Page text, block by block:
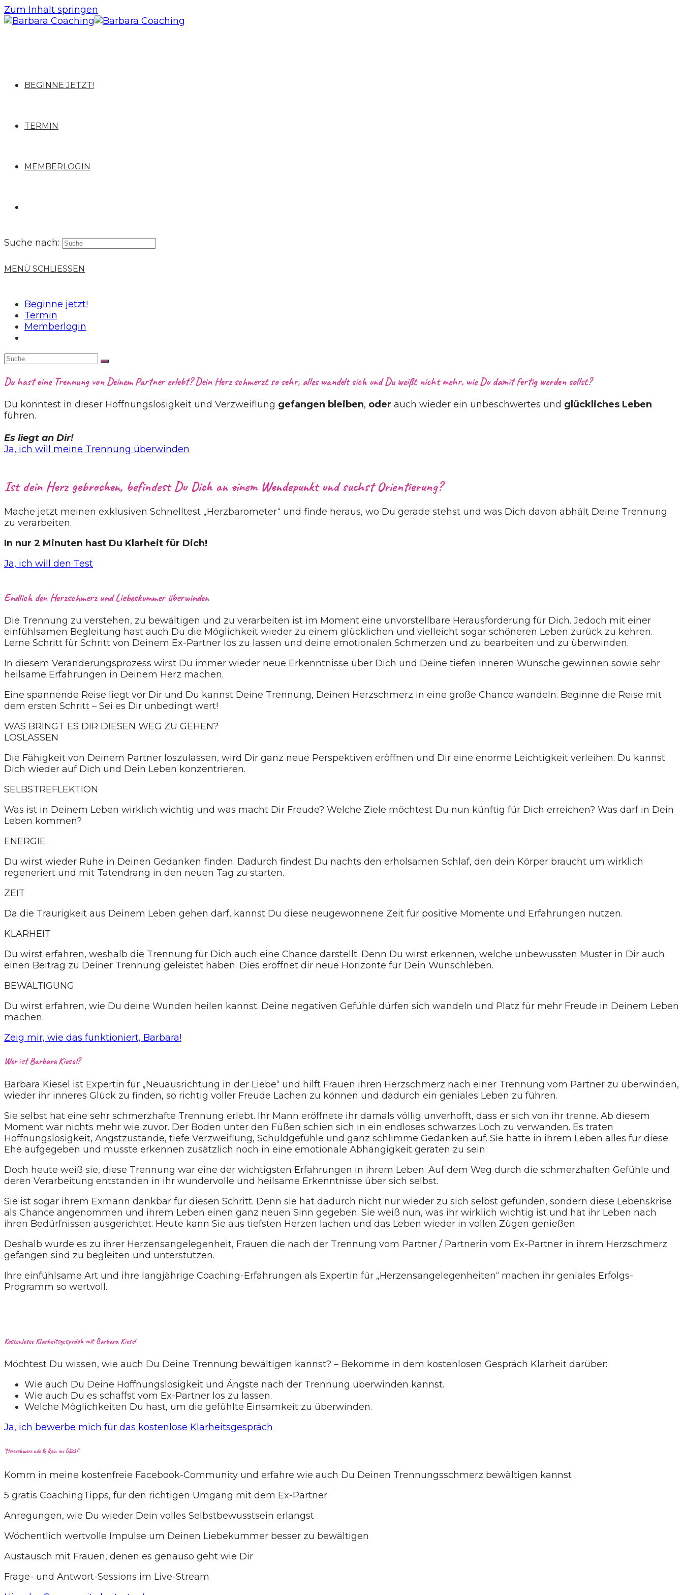
Zum Inhalt springen
BEGINNE JETZT!
TERMIN
MEMBERLOGIN
Suche nach:
MENÜ SCHLIESSEN
Beginne jetzt!
Termin
Memberlogin
Du hast eine Trennung von Deinem Partner erlebt? Dein Herz schmerzt so sehr, alles wandelt sich und Du weißt nicht mehr, wie Du damit fertig werden sollst?
Du könntest in dieser Hoffnungslosigkeit und Verzweiflung gefangen bleiben, oder auch wieder ein unbeschwertes und glückliches Leben
führen.
Es liegt an Dir!
Ja, ich will meine Trennung überwinden
Ist dein Herz gebrochen, befindest Du Dich an einem Wendepunkt und suchst Orientierung?
Mache jetzt meinen exklusiven Schnelltest „Herzbarometer“ und finde heraus, wo Du gerade stehst und was Dich davon abhält Deine Trennung
zu verarbeiten.
In nur 2 Minuten hast Du Klarheit für Dich!
Ja, ich will den Test
Endlich den Herzschmerz und Liebeskummer überwinden
Die Trennung zu verstehen, zu bewältigen und zu verarbeiten ist im Moment eine unvorstellbare Herausforderung für Dich. Jedoch mit einer
einfühlsamen Begleitung hast auch Du die Möglichkeit wieder zu einem glücklichen und vielleicht sogar schöneren Leben zurück zu kehren.
Lerne Schritt für Schritt von Deinem Ex-Partner los zu lassen und deine emotionalen Schmerzen und zu bearbeiten und zu überwinden.
In diesem Veränderungsprozess wirst Du immer wieder neue Erkenntnisse über Dich und Deine tiefen inneren Wünsche gewinnen sowie sehr
heilsame Erfahrungen in Deinem Herz machen.
Eine spannende Reise liegt vor Dir und Du kannst Deine Trennung, Deinen Herzschmerz in eine große Chance wandeln. Beginne die Reise mit
dem ersten Schritt – Sei es Dir unbedingt wert!
WAS BRINGT ES DIR DIESEN WEG ZU GEHEN?
LOSLASSEN
Die Fähigkeit von Deinem Partner loszulassen, wird Dir ganz neue Perspektiven eröffnen und Dir eine enorme Leichtigkeit verleihen. Du kannst
Dich wieder auf Dich und Dein Leben konzentrieren.
SELBSTREFLEKTION
Was ist in Deinem Leben wirklich wichtig und was macht Dir Freude? Welche Ziele möchtest Du nun künftig für Dich erreichen? Was darf in Dein
Leben kommen?
ENERGIE
Du wirst wieder Ruhe in Deinen Gedanken finden. Dadurch findest Du nachts den erholsamen Schlaf, den dein Körper braucht um wirklich
regeneriert und mit Tatendrang in den neuen Tag zu starten.
ZEIT
Da die Traurigkeit aus Deinem Leben gehen darf, kannst Du diese neugewonnene Zeit für positive Momente und Erfahrungen nutzen.
KLARHEIT
Du wirst erfahren, weshalb die Trennung für Dich auch eine Chance darstellt. Denn Du wirst erkennen, welche unbewussten Muster in Dir auch
einen Beitrag zu Deiner Trennung geleistet haben. Dies eröffnet dir neue Horizonte für Dein Wunschleben.
BEWÄLTIGUNG
Du wirst erfahren, wie Du deine Wunden heilen kannst. Deine negativen Gefühle dürfen sich wandeln und Platz für mehr Freude in Deinem Leben
machen.
Zeig mir, wie das funktioniert, Barbara!
Wer ist Barbara Kiesel?
Barbara Kiesel ist Expertin für „Neuausrichtung in der Liebe“ und hilft Frauen ihren Herzschmerz nach einer Trennung vom Partner zu überwinden,
wieder ihr inneres Glück zu finden, so richtig voller Freude Lachen zu können und dadurch ein geniales Leben zu führen.
Sie selbst hat eine sehr schmerzhafte Trennung erlebt. Ihr Mann eröffnete ihr damals völlig unverhofft, dass er sich von ihr trenne. Ab diesem
Moment war nichts mehr wie zuvor. Der Boden unter den Füßen schien sich in ein endloses schwarzes Loch zu verwanden. Es traten
Hoffnungslosigkeit, Angstzustände, tiefe Verzweiflung, Schuldgefühle und ganz schlimme Gedanken auf. Sie hatte in ihrem Leben alles für diese
Ehe aufgegeben und musste erkennen zusätzlich noch in eine emotionale Abhängigkeit geraten zu sein.
Doch heute weiß sie, diese Trennung war eine der wichtigsten Erfahrungen in ihrem Leben. Auf dem Weg durch die schmerzhaften Gefühle und
deren Verarbeitung entstanden in ihr wundervolle und heilsame Erkenntnisse über sich selbst.
Sie ist sogar ihrem Exmann dankbar für diesen Schritt. Denn sie hat dadurch nicht nur wieder zu sich selbst gefunden, sondern diese Lebenskrise
als Chance angenommen und ihrem Leben einen ganz neuen Sinn gegeben. Sie weiß nun, was ihr wirklich wichtig ist und hat ihr Leben nach
ihren Bedürfnissen ausgerichtet. Heute kann Sie aus tiefsten Herzen lachen und das Leben wieder in vollen Zügen genießen.
Deshalb wurde es zu ihrer Herzensangelegenheit, Frauen die nach der Trennung vom Partner / Partnerin vom Ex-Partner in ihrem Herzschmerz
gefangen sind zu begleiten und unterstützen.
Ihre einfühlsame Art und ihre langjährige Coaching-Erfahrungen als Expertin für „Herzensangelegenheiten“ machen ihr geniales Erfolgs-
Programm so wertvoll.
Kostenloses Klarheitsgespräch mit Barbara Kiesel
Möchtest Du wissen, wie auch Du Deine Trennung bewältigen kannst? – Bekomme in dem kostenlosen Gespräch Klarheit darüber:
Wie auch Du Deine Hoffnungslosigkeit und Ängste nach der Trennung überwinden kannst.
Wie auch Du es schaffst vom Ex-Partner los zu lassen.
Welche Möglichkeiten Du hast, um die gefühlte Einsamkeit zu überwinden.
Ja, ich bewerbe mich für das kostenlose Klarheitsgespräch
"Herzschmerz ade & Rein ins Glück!"
Komm in meine kostenfreie Facebook-Community und erfahre wie auch Du Deinen Trennungsschmerz bewältigen kannst
5 gratis CoachingTipps, für den richtigen Umgang mit dem Ex-Partner
Anregungen, wie Du wieder Dein volles Selbstbewusstsein erlangst
Wöchentlich wertvolle Impulse um Deinen Liebekummer besser zu bewältigen
Austausch mit Frauen, denen es genauso geht wie Dir
Frage- und Antwort-Sessions im Live-Stream